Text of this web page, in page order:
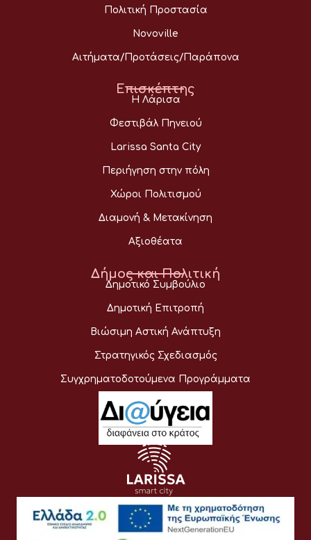
Πολιτική Προστασία
Novoville
Αιτήματα/Προτάσεις/Παράπονα
Επισκέπτης
Η Λάρισα
Φεστιβάλ Πηνειού
Larissa Santa City
Περιήγηση στην πόλη
Χώροι Πολιτισμού
Διαμονή & Μετακίνηση
Αξιοθέατα
Δήμος και Πολιτική
Δημοτικό Συμβούλιο
Δημοτική Επιτροπή
Βιώσιμη Αστική Ανάπτυξη
Στρατηγικός Σχεδιασμός
Συγχρηματοδοτούμενα Προγράμματα